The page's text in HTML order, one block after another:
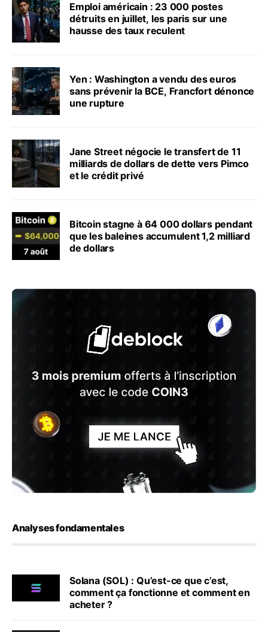
Emploi américain : 23 000 postes
détruits en juillet, les paris sur une
hausse des taux reculent
Yen : Washington a vendu des euros
sans prévenir la BCE, Francfort dénonce
une rupture
Jane Street négocie le transfert de 11
milliards de dollars de dette vers Pimco
et le crédit privé
Bitcoin stagne à 64 000 dollars pendant
que les baleines accumulent 1,2 milliard
de dollars
Analyses fondamentales
Solana (SOL) : Qu’est-ce que c’est,
comment ça fonctionne et comment en
acheter ?